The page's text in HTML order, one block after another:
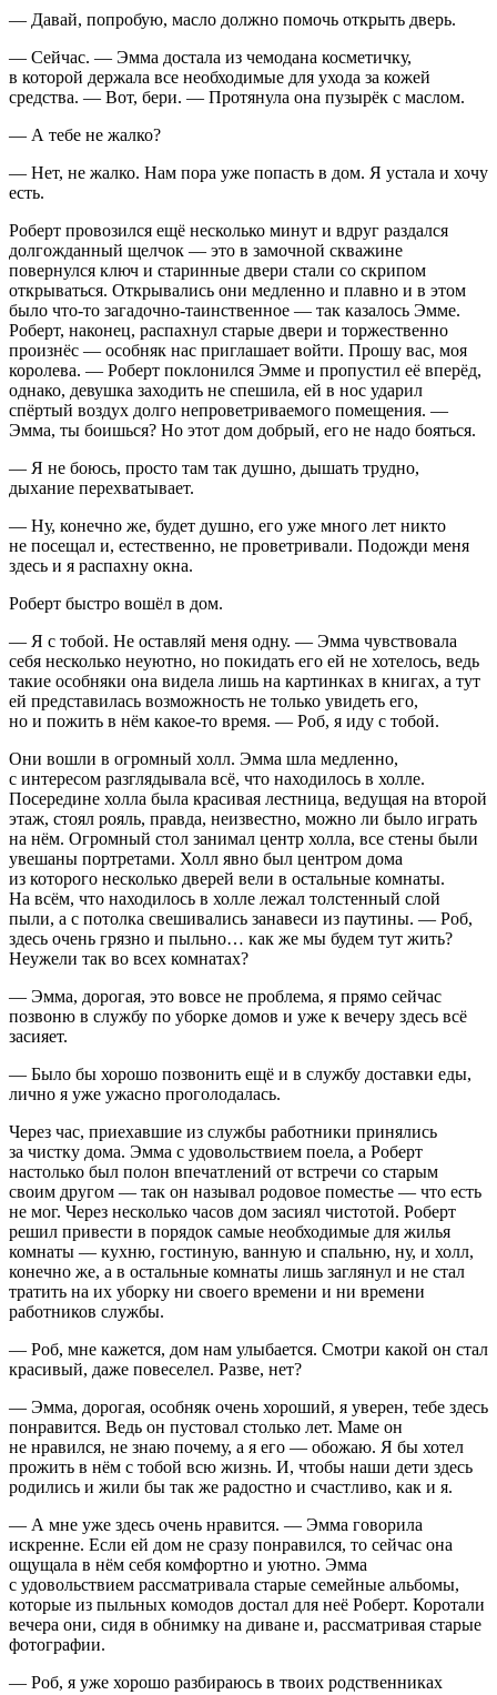
— Давай, попробую, масло должно помочь открыть дверь.
— Сейчас. — Эмма достала из чемодана косметичку,
в которой держала все необходимые для ухода за кожей
средства. — Вот, бери. — Протянула она пузырёк с маслом.
— А тебе не жалко?
— Нет, не жалко. Нам пора уже попасть в дом. Я устала и хочу
есть.
Роберт провозился ещё несколько минут и вдруг раздался
долгожданный щелчок — это в замочной скважине
повернулся ключ и старинные двери стали со скрипом
открываться. Открывались они медленно и плавно и в этом
было что-то загадочно-таинственное — так казалось Эмме.
Роберт, наконец, распахнул старые двери и торжественно
произнёс — особняк нас приглашает войти. Прошу вас, моя
королева. — Роберт поклонился Эмме и пропустил её вперёд,
однако, девушка заходить не спешила, ей в нос ударил
спёртый воздух долго непроветриваемого помещения. —
Эмма, ты боишься? Но этот дом добрый, его не надо бояться.
— Я не боюсь, просто там так душно, дышать трудно,
дыхание перехватывает.
— Ну, конечно же, будет душно, его уже много лет никто
не посещал и, естественно, не проветривали. Подожди меня
здесь и я распахну окна.
Роберт быстро вошёл в дом.
— Я с тобой. Не оставляй меня одну. — Эмма чувствовала
себя несколько неуютно, но покидать его ей не хотелось, ведь
такие особняки она видела лишь на картинках в книгах, а тут
ей представилась возможность не только увидеть его,
но и пожить в нём какое-то время. — Роб, я иду с тобой.
Они вошли в огромный холл. Эмма шла медленно,
с интересом разглядывала всё, что находилось в холле.
Посередине холла была красивая лестница, ведущая на второй
этаж, стоял рояль, правда, неизвестно, можно ли было играть
на нём. Огромный стол занимал центр холла, все стены были
увешаны портретами. Холл явно был центром дома
из которого несколько дверей вели в остальные комнаты.
На всём, что находилось в холле лежал толстенный слой
пыли, а с потолка свешивались занавеси из паутины. — Роб,
здесь очень грязно и пыльно… как же мы будем тут жить?
Неужели так во всех комнатах?
— Эмма, дорогая, это вовсе не проблема, я прямо сейчас
позвоню в службу по уборке домов и уже к вечеру здесь всё
засияет.
— Было бы хорошо позвонить ещё и в службу доставки еды,
лично я уже ужасно проголодалась.
Через час, приехавшие из службы работники принялись
за чистку дома. Эмма с удовольствием поела, а Роберт
настолько был полон впечатлений от встречи со старым
своим другом — так он называл родовое поместье — что есть
не мог. Через несколько часов дом засиял чистотой. Роберт
решил привести в порядок самые необходимые для жилья
комнаты — кухню, гостиную, ванную и спальню, ну, и холл,
конечно же, а в остальные комнаты лишь заглянул и не стал
тратить на их уборку ни своего времени и ни времени
работников службы.
— Роб, мне кажется, дом нам улыбается. Смотри какой он стал
красивый, даже повеселел. Разве, нет?
— Эмма, дорогая, особняк очень хороший, я уверен, тебе здесь
понравится. Ведь он пустовал столько лет. Маме он
не нравился, не знаю почему, а я его — обожаю. Я бы хотел
прожить в нём с тобой всю жизнь. И, чтобы наши дети здесь
родились и жили бы так же радостно и счастливо, как и я.
— А мне уже здесь очень нравится. — Эмма говорила
искренне. Если ей дом не сразу понравился, то сейчас она
ощущала в нём себя комфортно и уютно. Эмма
с удовольствием рассматривала старые семейные альбомы,
которые из пыльных комодов достал для неё Роберт. Коротали
вечера они, сидя в обнимку на диване и, рассматривая старые
фотографии.
— Роб, я уже хорошо разбираюсь в твоих родственниках